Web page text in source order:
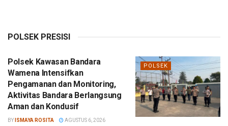
POLSEK PRESISI
POLSEK
Polsek Kawasan Bandara
Wamena Intensifkan
Pengamanan dan Monitoring,
Aktivitas Bandara Berlangsung
Aman dan Kondusif
BY ISMAYA ROSITA AGUSTUS 6, 2026